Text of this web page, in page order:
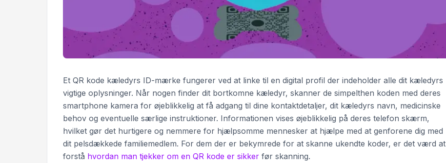
Et QR kode kæledyrs ID-mærke fungerer ved at linke til en digital profil der indeholder alle dit kæledyrs
vigtige oplysninger. Når nogen finder dit bortkomne kæledyr, skanner de simpelthen koden med deres
smartphone kamera for øjeblikkelig at få adgang til dine kontaktdetaljer, dit kæledyrs navn, medicinske
behov og eventuelle særlige instruktioner. Informationen vises øjeblikkelig på deres telefon skærm,
hvilket gør det hurtigere og nemmere for hjælpsomme mennesker at hjælpe med at genforene dig med
dit pelsdækkede familiemedlem. For dem der er bekymrede for at skanne ukendte koder, er det værd at
forstå hvordan man tjekker om en QR kode er sikker før skanning.